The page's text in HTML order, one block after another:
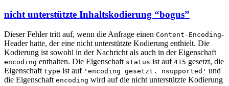
nicht unterstützte Inhaltskodierung “bogus”
Dieser Fehler tritt auf, wenn die Anfrage einen Content-Encoding-
Header hatte, der eine nicht unterstützte Kodierung enthielt. Die
Kodierung ist sowohl in der Nachricht als auch in der Eigenschaft
encoding enthalten. Die Eigenschaft status ist auf 415 gesetzt, die
Eigenschaft type ist auf 'encoding gesetzt. nsupported' und
die Eigenschaft encoding wird auf die nicht unterstützte Kodierung